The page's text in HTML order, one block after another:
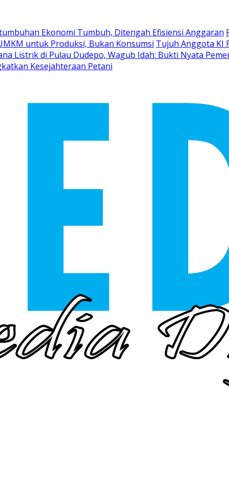
Ekonomi Tumbuh, Ditengah Efisiensi Anggaran
untuk Produksi, Bukan Konsumsi Tujuh Anggota KI
Listrik di Pulau Dudepo, Wagub Idah: Bukti Nyata
Kesejahteraan Petani